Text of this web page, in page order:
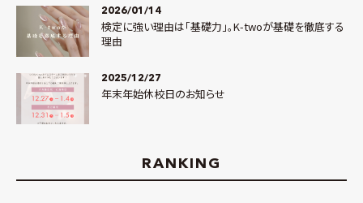
2026/01/14
検定に強い理由は「基礎力」。K-twoが基礎を徹底する
理由
2025/12/27
年末年始休校日のお知らせ
RANKING